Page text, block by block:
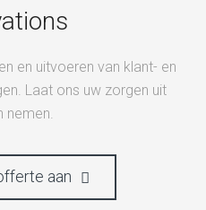
en uitvoeren van klant- en
Laat ons uw zorgen uit
nemen.
aan